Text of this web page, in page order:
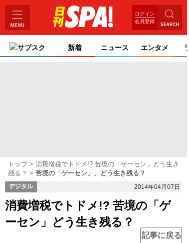
ログイン
会員登録
サブスク 新着 ニュース エンタメ
トップ
消費増税でトドメ!? 苦境の「ゲーセン」どう生き
残る？
苦境の「ゲーセン」、どう生き残る？
デジタル 2014年04月07日
消費増税でトドメ!? 苦境の「ゲ
ーセン」どう生き残る？
記事に戻る